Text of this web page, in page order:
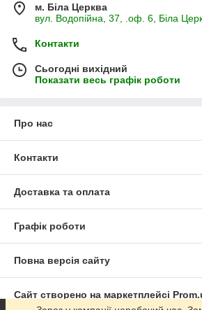
м. Біла Церква
вул. Водопійна, 37, .оф. 6, Біла
Контакти
Сьогодні вихідний
Показати весь графік роботи
Про нас
Контакти
Доставка та оплата
Графік роботи
Повна версія сайту
Сайт створено на маркетплейсі